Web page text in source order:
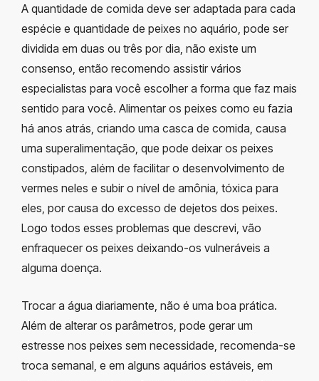
A quantidade de comida deve ser adaptada para cada
espécie e quantidade de peixes no aquário, pode ser
dividida em duas ou três por dia, não existe um
consenso, então recomendo assistir vários
especialistas para você escolher a forma que faz mais
sentido para você. Alimentar os peixes como eu fazia
há anos atrás, criando uma casca de comida, causa
uma superalimentação, que pode deixar os peixes
constipados, além de facilitar o desenvolvimento de
vermes neles e subir o nível de amônia, tóxica para
eles, por causa do excesso de dejetos dos peixes.
Logo todos esses problemas que descrevi, vão
enfraquecer os peixes deixando-os vulneráveis a
alguma doença.
Trocar a água diariamente, não é uma boa prática.
Além de alterar os parâmetros, pode gerar um
estresse nos peixes sem necessidade, recomenda-se
troca semanal, e em alguns aquários estáveis, em